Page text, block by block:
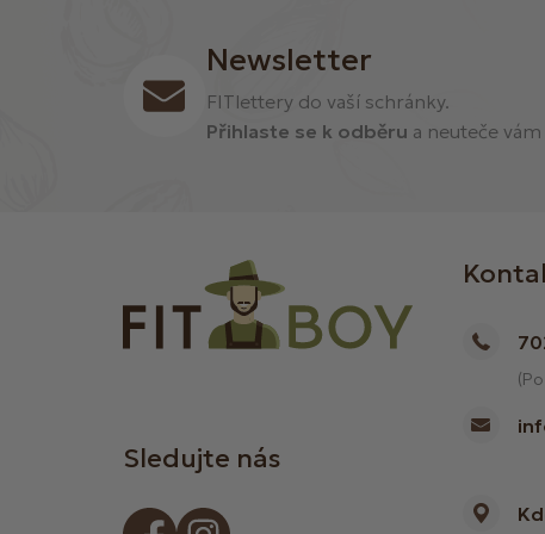
Newsletter
FITlettery do vaší schránky.
Přihlaste se k odběru a neuteče
Sledujte nás